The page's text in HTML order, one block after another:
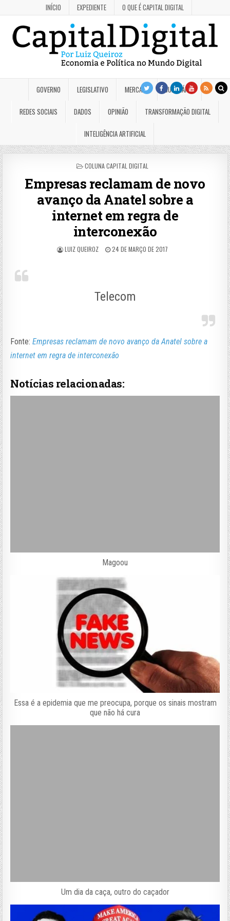
INÍCIO EXPEDIENTE O QUE É CAPITAL DIGITAL
GOVERNO LEGISLATIVO MERCADO JUDICIÁRIO
REDES SOCIAIS DADOS OPINIÃO TRANSFORMAÇÃO DIGITAL
INTELIGÊNCIA ARTIFICIAL
POSTED
COLUNA CAPITAL DIGITAL
Empresas reclamam de novo
avanço da Anatel sobre a
internet em regra de
interconexão
LUIZ QUEIROZ 24 DE MARÇO DE 2017
Telecom
Fonte:Empresas reclamam de novo avanço da Anatel sobre a
internet em regra de interconexão
Notícias relacionadas:
Magoou
Essa é a epidemia que me preocupa, porque os sinais mostram
que não há cura
Um dia da caça, outro do caçador